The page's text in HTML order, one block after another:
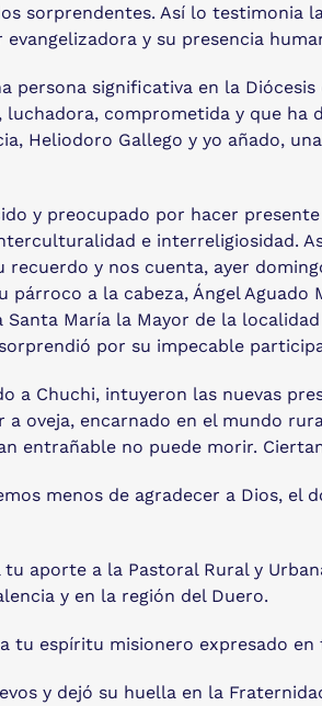
sorprendentes. Así lo testimonia
y su presencia
persona significativa en la
comprometida y que ha
Heliodoro Gallego y yo añado,
y preocupado por hacer
e interreligiosidad.
recuerdo y nos cuenta, ayer
párroco a la cabeza, Ángel
Santa María la Mayor de la
por su impecable
a Chuchi, intuyeron las nuevas
oveja, encarnado en el mundo
entrañable no puede morir.
menos de agradecer a Dios,
tu aporte a la Pastoral Rural y
y en la región del Duero.
tu espíritu misionero expresado en
y dejó su huella en la